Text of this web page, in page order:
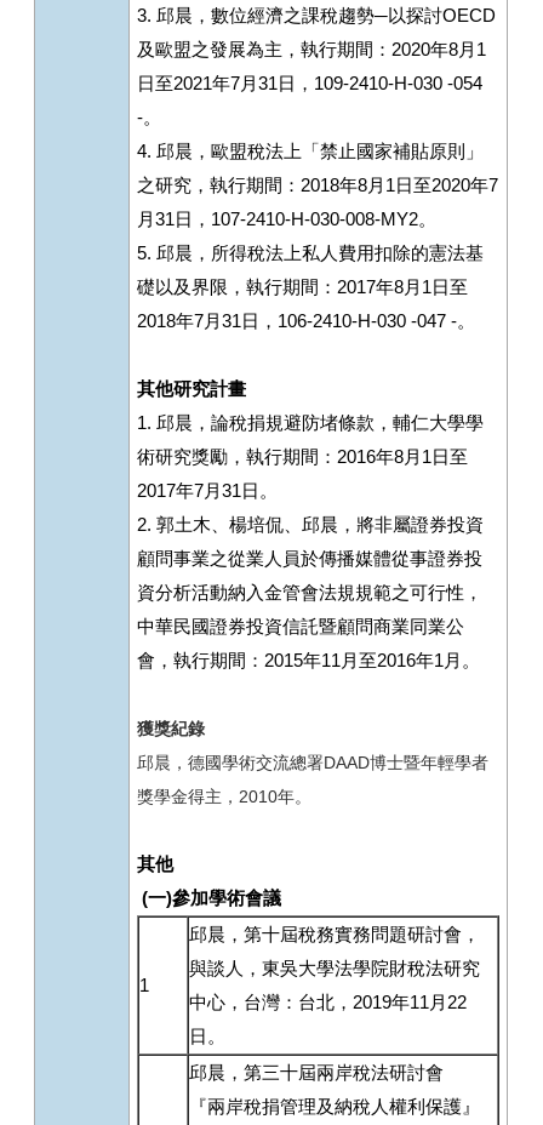
3. 邱晨，數位經濟之課稅趨勢─以探討OECD
及歐盟之發展為主，執行期間：2020年8月1
日至2021年7月31日，109-2410-H-030 -054
-。
4. 邱晨，歐盟稅法上「禁止國家補貼原則」
之研究，執行期間：2018年8月1日至2020年7
月31日，107-2410-H-030-008-MY2。
5. 邱晨，所得稅法上私人費用扣除的憲法基
礎以及界限，執行期間：2017年8月1日至
2018年7月31日，106-2410-H-030 -047 -。
其他研究計畫
1. 邱晨，論稅捐規避防堵條款，輔仁大學學
術研究獎勵，執行期間：2016年8月1日至
2017年7月31日。
2. 郭土木、楊培侃、邱晨，將非屬證券投資
顧問事業之從業人員於傳播媒體從事證券投
資分析活動納入金管會法規規範之可行性，
中華民國證券投資信託暨顧問商業同業公
會，執行期間：2015年11月至2016年1月。
獲獎紀錄
邱晨，德國學術交流總署DAAD博士暨年輕學者
獎學金得主， 2010年。
其他
(一)參加學術會議
1
邱晨，第十屆稅務實務問題研討會，
與談人，東吳大學法學院財稅法研究
中心，台灣：台北，2019年11月22
日。
邱晨，第三十屆兩岸稅法研討會
『兩岸稅捐管理及納稅人權利保護』